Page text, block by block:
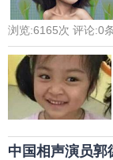
浏览:6165次 评论:0
中国相声演员郭